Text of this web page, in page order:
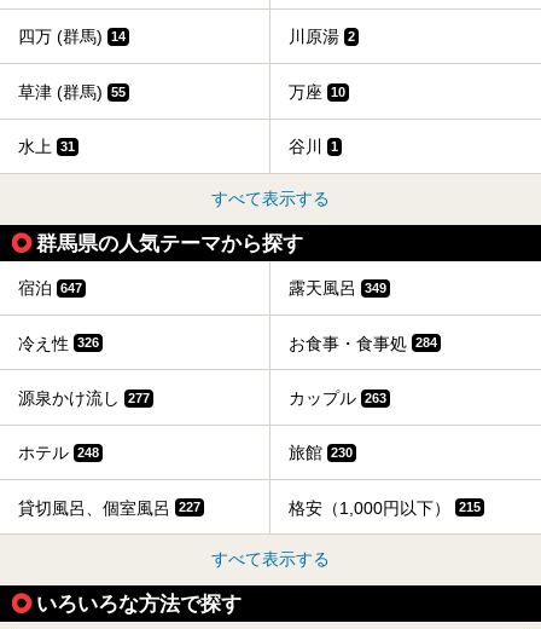
四万 (群馬) 14 川原湯 2
草津 (群馬) 55 万座 10
水上 31 谷川 1
すべて表示する
群馬県の人気テーマから探す
宿泊 647 露天風呂 349
冷え性 326 お食事・食事処 284
源泉かけ流し 277 カップル 263
ホテル 248 旅館 230
貸切風呂、個室風呂 227 格安（1,000円以下） 215
すべて表示する
いろいろな方法で探す